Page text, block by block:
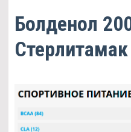
Болденол
Стерлитамак